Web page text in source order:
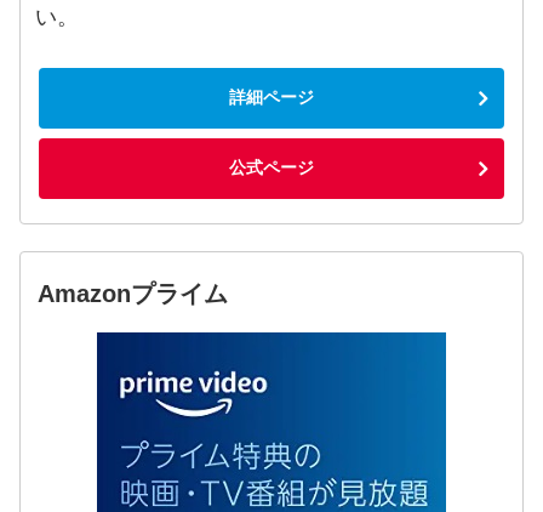
い。
詳細ページ
公式ページ
Amazonプライム